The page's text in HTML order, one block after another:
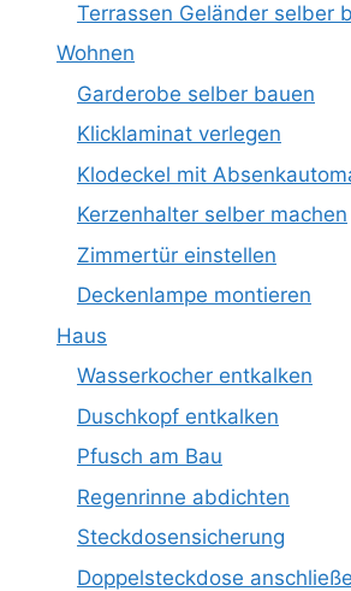
Terrassen Geländer selber
Wohnen
Garderobe selber bauen
Klicklaminat verlegen
Klodeckel mit
Kerzenhalter selber machen
Zimmertür einstellen
Deckenlampe montieren
Haus
Wasserkocher entkalken
Duschkopf entkalken
Pfusch am Bau
Regenrinne abdichten
Steckdosensicherung
Doppelsteckdose